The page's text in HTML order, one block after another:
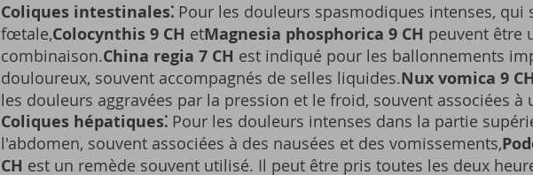
Coliques intestinales⁚ Pour les douleurs spasmodiques intenses,
fœtale,Colocynthis 9 CH etMagnesia phosphorica 9 CH peuvent être
combinaison.China regia 7 CH est indiqué pour les ballonnements
douloureux, souvent accompagnés de selles liquides.Nux vomica 9 CH
les douleurs aggravées par la pression et le froid, souvent associées à
Coliques hépatiques⁚ Pour les douleurs intenses dans la partie
l'abdomen, souvent associées à des nausées et des vomissements,
CH est un remède souvent utilisé. Il peut être pris toutes les deux